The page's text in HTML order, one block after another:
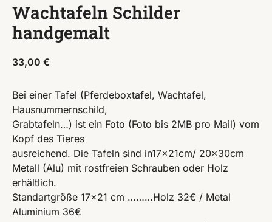
Wachtafeln Schilder
handgemalt
33,00 €
Bei einer Tafel (Pferdeboxtafel, Wachtafel,
Hausnummernschild,
Grabtafeln…) ist ein Foto (Foto bis 2MB pro Mail) vom
Kopf des Tieres
ausreichend. Die Tafeln sind in17x21cm/ 20x30cm
Metall (Alu) mit rostfreien Schrauben oder Holz
erhältlich.
Standartgröße 17×21 cm ………Holz 32€ / Metal
Aluminium 36€